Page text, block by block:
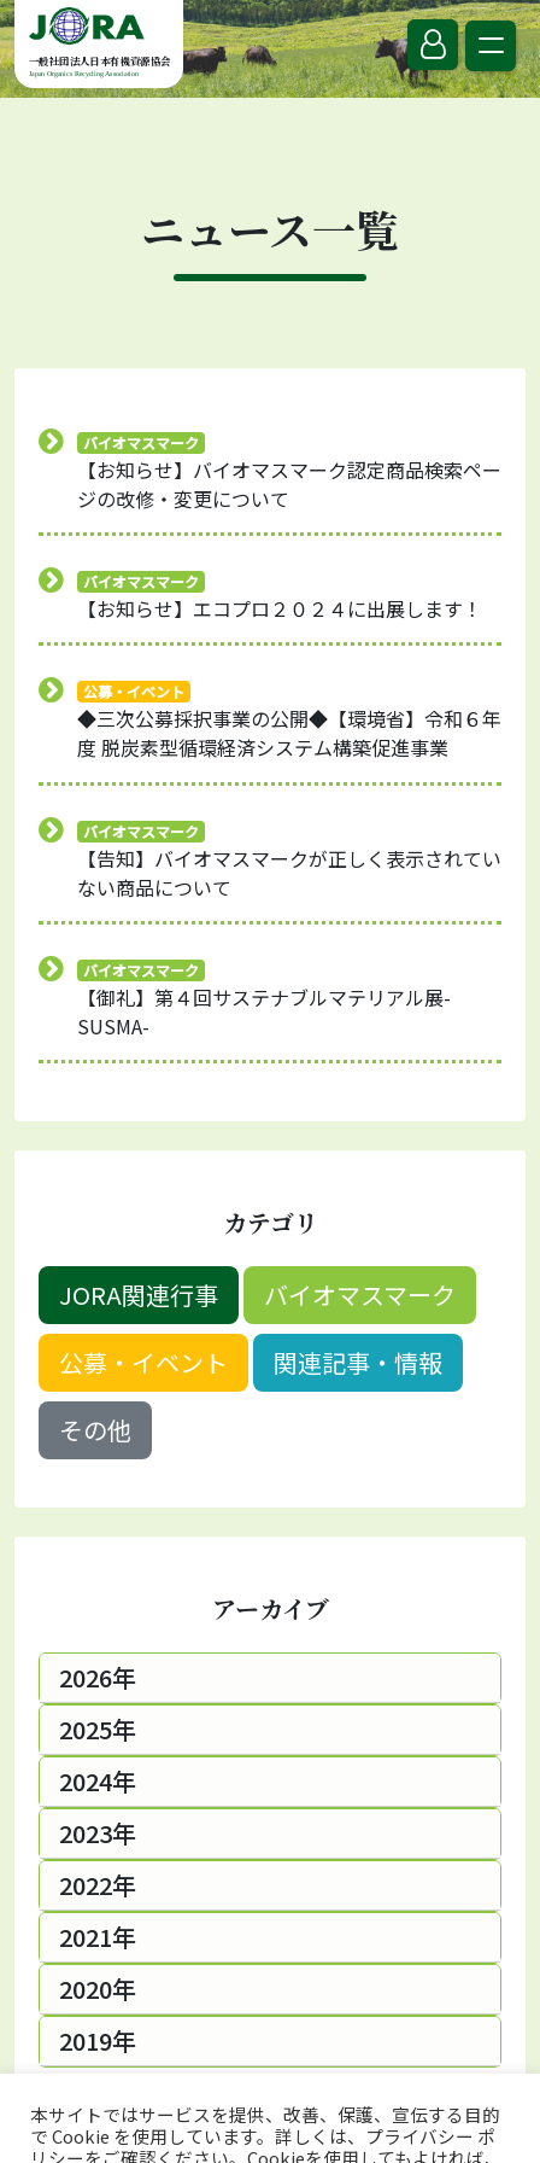
Skip to content
一般社団法人日本有機資源協会
Japan Organics Recycling Association
ニュース一覧
バイオマスマーク
【お知らせ】バイオマスマーク認定商品検索ペー
ジの改修・変更について
バイオマスマーク
【お知らせ】エコプロ２０２４に出展します！
公募・イベント
◆三次公募採択事業の公開◆【環境省】令和６年
度 脱炭素型循環経済システム構築促進事業
バイオマスマーク
【告知】バイオマスマークが正しく表示されてい
ない商品について
バイオマスマーク
【御礼】第４回サステナブルマテリアル展-
SUSMA-
カテゴリ
JORA関連行事
バイオマスマーク
公募・イベント
関連記事・情報
その他
アーカイブ
2026年
2025年
2024年
2023年
2022年
2021年
2020年
2019年
本サイトではサービスを提供、改善、保護、宣伝する目的
で Cookie を使用しています。詳しくは、プライバシー ポ
リシーをご確認ください。Cookieを使用してもよければ、